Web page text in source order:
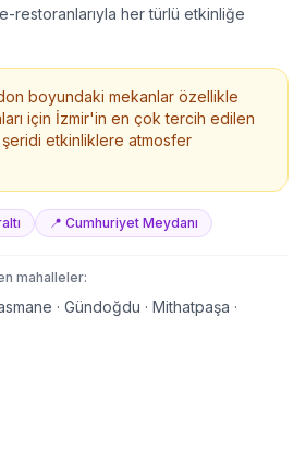
restoranlarıyla her türlü etkinliğe
boyundaki mekanlar özellikle
için İzmir'in en çok tercih edilen
şeridi etkinliklere atmosfer
📍 Cumhuriyet Meydanı
mahalleler:
· Gündoğdu · Mithatpaşa ·